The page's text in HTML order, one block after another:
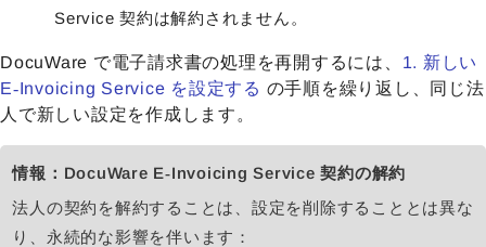
Service 契約は解約されません。
DocuWare で電子請求書の処理を再開するには、 1. 新しい
E‑Invoicing Service を設定する の手順を繰り返し、同じ法
人で新しい設定を作成します。
情報：DocuWare E‑Invoicing Service 契約の解約
法人の契約を解約することは、設定を削除することとは異な
り、永続的な影響を伴います：